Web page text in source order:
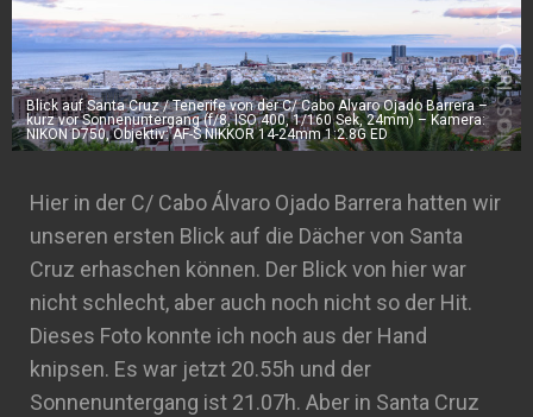
Blick auf Santa Cruz / Tenerife von der C/ Cabo Alvaro Ojado Barrera –
kurz vor Sonnenuntergang (f/8, ISO 400, 1/160 Sek, 24mm) – Kamera:
NIKON D750, Objektiv: AF-S NIKKOR 14-24mm 1:2.8G ED
Hier in der C/ Cabo Álvaro Ojado Barrera hatten wir
unseren ersten Blick auf die Dächer von Santa
Cruz erhaschen können. Der Blick von hier war
nicht schlecht, aber auch noch nicht so der Hit.
Dieses Foto konnte ich noch aus der Hand
knipsen. Es war jetzt 20.55h und der
Sonnenuntergang ist 21.07h. Aber in Santa Cruz